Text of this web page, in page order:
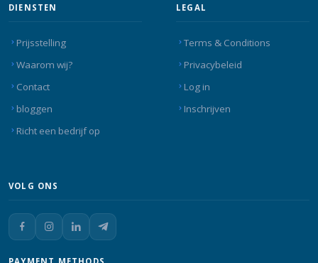
DIENSTEN
Prijsstelling
Waarom wij?
Contact
bloggen
Richt een bedrijf op
LEGAL
Terms & Conditions
Privacybeleid
Log in
Inschrijven
VOLG ONS